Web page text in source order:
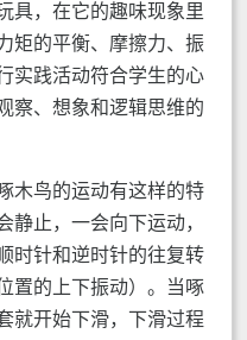
具，在它的趣味现象里
矩的平衡、摩擦力、振
实践活动符合学生的心
察、想象和逻辑思维的
木鸟的运动有这样的特
静止，一会向下运动，
时针和逆时针的往复转
置的上下振动）。当啄
就开始下滑，下滑过程